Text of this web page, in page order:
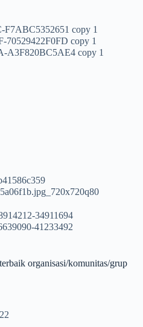
organisasi/komunitas/grup